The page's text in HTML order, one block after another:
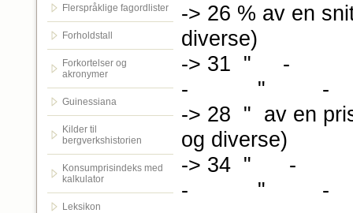
Flerspråklige fagordlister
Forholdstall
Forkortelser og
akronymer
Guinessiana
Kilder til
bergverkshistorien
Konsumprisindeks med
kalkulator
Leksikon
-> 26 % av en
diverse)
->
- " -
-> 28 " av en
og diverse)
->
- " -